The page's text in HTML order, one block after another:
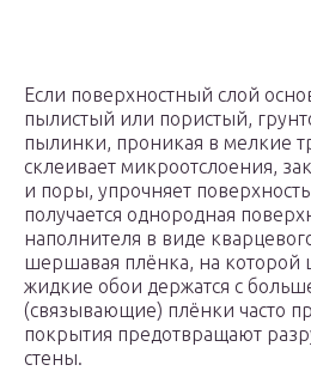
Если поверхностный слой
пылистый или пористый,
пылинки, проникая в мелкие
склеивает микроотслоения,
и поры, упрочняет
получается однородная
наполнителя в виде
шершавая плёнка, на которой
жидкие обои держатся с
(связывающие) плёнки часто
покрытия предотвращают
стены.